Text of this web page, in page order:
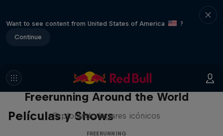
Want to see content from United States of America
?
Continue
Películas y Shows
Freerunning Around the World
Explorando lugares icónicos
FREERUNNING